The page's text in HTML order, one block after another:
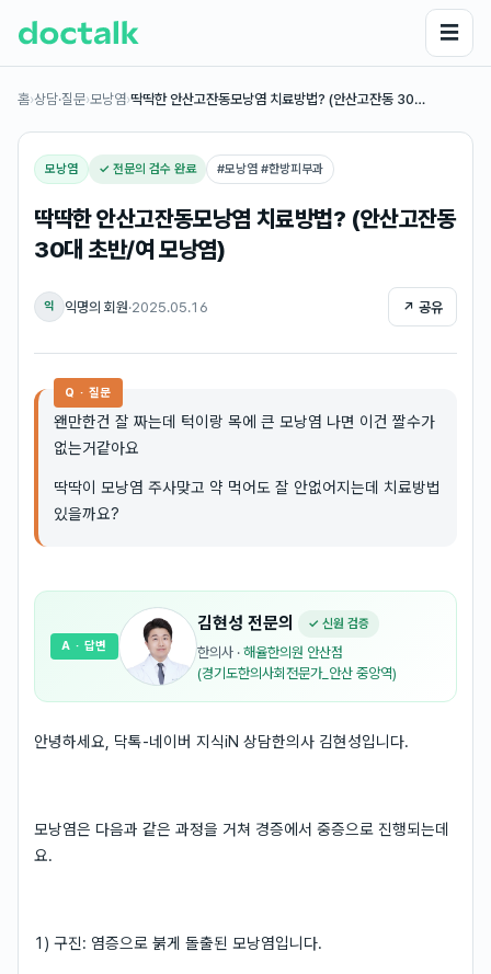
☰
홈›상담·질문›모낭염›딱딱한 안산고잔동모낭염 치료방법? (안산고잔동 30…
모낭염 ✓ 전문의 검수 완료 #모낭염 #한방피부과
딱딱한 안산고잔동모낭염 치료방법? (안산고잔동
30대 초반/여 모낭염)
익 익명의 회원·2025.05.16 ↗ 공유
Q · 질문
왠만한건 잘 짜는데 턱이랑 목에 큰 모낭염 나면 이건 짤수가
없는거같아요
딱딱이 모낭염 주사맞고 약 먹어도 잘 안없어지는데 치료방법
있을까요?
김현성 전문의 ✓ 신원 검증
한의사 · 해율한의원 안산점
(경기도한의사회전문가_안산 중앙역)
A · 답변
안녕하세요, 닥톡-네이버 지식iN 상담한의사 김현성입니다.
모낭염은 다음과 같은 과정을 거쳐 경증에서 중증으로 진행되는데
요.
1) 구진: 염증으로 붉게 돌출된 모낭염입니다.